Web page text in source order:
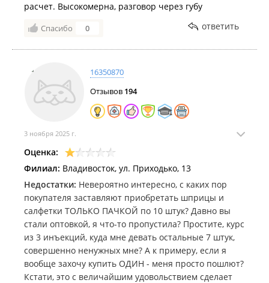
расчет. Высокомерна, разговор через губу
Спасибо 0 ответить
16350870
Отзывов 194
3 ноября 2025 г.
Оценка:
Филиал: Владивосток, ул. Приходько, 13
Недостатки: Невероятно интересно, с каких пор
покупателя заставляют приобретать шприцы и
салфетки ТОЛЬКО ПАЧКОЙ по 10 штук? Давно вы
стали оптовкой, я что-то пропустила? Простите, курс
из 3 инъекций, куда мне девать остальные 7 штук,
совершенно ненужных мне? А к примеру, если я
вообще захочу купить ОДИН - меня просто пошлют?
Кстати, это с величайшим удовольствием сделает